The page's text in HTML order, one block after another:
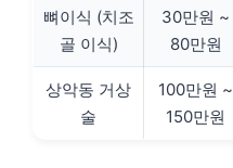
뼈이식 (치조
골 이식)
30만원 ~
80만원
상악동 거상
술
100만원 ~
150만원